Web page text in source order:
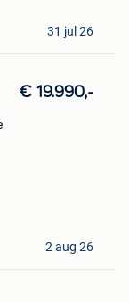
31 jul 26
€ 19.990,-
2 aug 26